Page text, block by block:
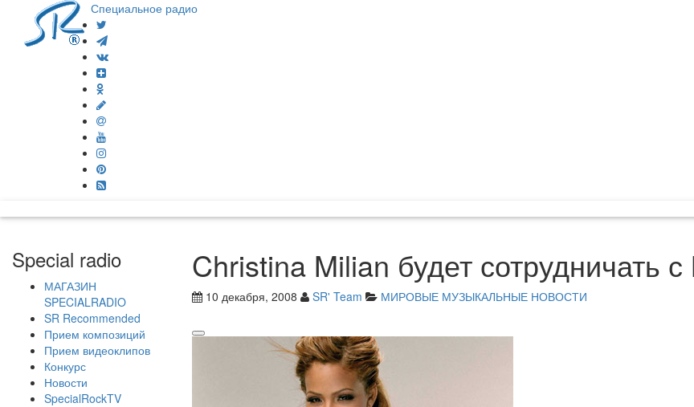
Специальное радио
Special radio
МАГАЗИН
SPECIALRADIO
SR Recommended
Прием композиций
Прием видеоклипов
Конкурс
Новости
SpecialRockTV
Christina Milian будет сотрудничать
10 декабря, 2008 SR' Team МИРОВЫЕ МУЗЫКАЛЬНЫЕ НОВОСТИ